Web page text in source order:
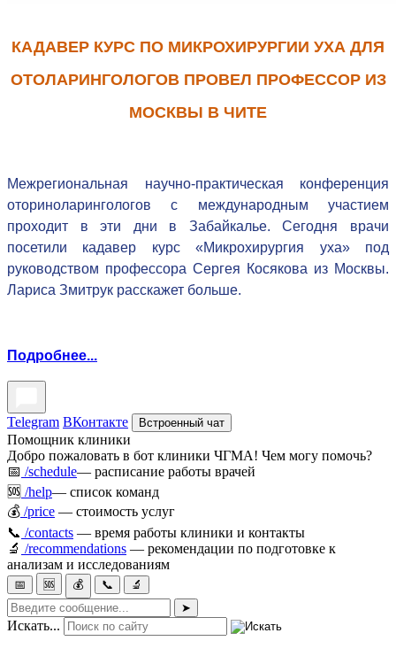
КАДАВЕР КУРС ПО МИКРОХИРУРГИИ УХА ДЛЯ
ОТОЛАРИНГОЛОГОВ ПРОВЕЛ ПРОФЕССОР ИЗ
МОСКВЫ В ЧИТЕ
Межрегиональная научно-практическая конференция
оториноларингологов с международным участием
проходит в эти дни в Забайкалье. Сегодня врачи
посетили кадавер курс «Микрохирургия уха» под
руководством профессора Сергея Косякова из Москвы.
Лариса Змитрук расскажет больше.
Подробнее...
Telegram ВКонтакте Встроенный чат
Помощник клиники
Добро пожаловать в бот клиники ЧГМА! Чем могу помочь?
📅 /schedule— расписание работы врачей
🆘 /help— список команд
💰 /price — стоимость услуг
📞 /contacts — время работы клиники и контакты
🔬 /recommendations — рекомендации по подготовке к
анализам и исследованиям
📅 🆘 💰 📞
🔬
➤
Искать...